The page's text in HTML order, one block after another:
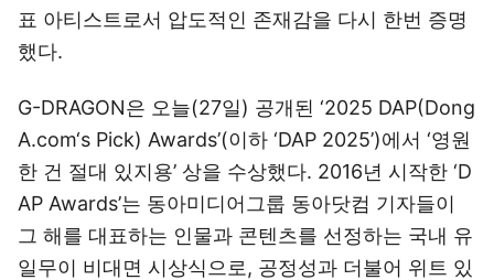
표 아티스트로서 압도적인 존재감을 다시 한번 증명
했다.
G-DRAGON은 오늘(27일) 공개된 ‘2025 DAP(Dong
A.com‘s Pick) Awards’(이하 ‘DAP 2025’)에서 ‘영원
한 건 절대 있지용’ 상을 수상했다. 2016년 시작한 ‘D
AP Awards’는 동아미디어그룹 동아닷컴 기자들이
그 해를 대표하는 인물과 콘텐츠를 선정하는 국내 유
일무이 비대면 시상식으로, 공정성과 더불어 위트 있